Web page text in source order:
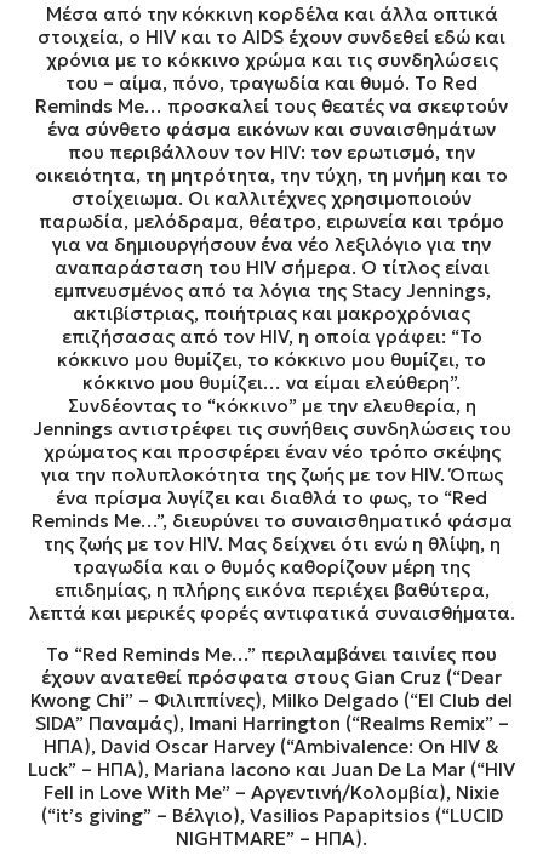
Μέσα από την κόκκινη κορδέλα και άλλα οπτικά
στοιχεία, ο HIV και το AIDS έχουν συνδεθεί εδώ και
χρόνια με το κόκκινο χρώμα και τις συνδηλώσεις
του – αίμα, πόνο, τραγωδία και θυμό. Το Red
Reminds Me… προσκαλεί τους θεατές να σκεφτούν
ένα σύνθετο φάσμα εικόνων και συναισθημάτων
που περιβάλλουν τον HIV: τον ερωτισμό, την
οικειότητα, τη μητρότητα, την τύχη, τη μνήμη και το
στοίχειωμα. Οι καλλιτέχνες χρησιμοποιούν
παρωδία, μελόδραμα, θέατρο, ειρωνεία και τρόμο
για να δημιουργήσουν ένα νέο λεξιλόγιο για την
αναπαράσταση του HIV σήμερα. Ο τίτλος είναι
εμπνευσμένος από τα λόγια της Stacy Jennings,
ακτιβίστριας, ποιήτριας και μακροχρόνιας
επιζήσασας από τον HIV, η οποία γράφει: “Το
κόκκινο μου θυμίζει, το κόκκινο μου θυμίζει, το
κόκκινο μου θυμίζει… να είμαι ελεύθερη”.
Συνδέοντας το “κόκκινο” με την ελευθερία, η
Jennings αντιστρέφει τις συνήθεις συνδηλώσεις του
χρώματος και προσφέρει έναν νέο τρόπο σκέψης
για την πολυπλοκότητα της ζωής με τον HIV. Όπως
ένα πρίσμα λυγίζει και διαθλά το φως, το “Red
Reminds Me…”, διευρύνει το συναισθηματικό φάσμα
της ζωής με τον HIV. Μας δείχνει ότι ενώ η θλίψη, η
τραγωδία και ο θυμός καθορίζουν μέρη της
επιδημίας, η πλήρης εικόνα περιέχει βαθύτερα,
λεπτά και μερικές φορές αντιφατικά συναισθήματα.
Το “Red Reminds Me…” περιλαμβάνει ταινίες που
έχουν ανατεθεί πρόσφατα στους Gian Cruz (“Dear
Kwong Chi” – Φιλιππίνες), Milko Delgado (“El Club del
SIDA” Παναμάς), Imani Harrington (“Realms Remix” –
ΗΠΑ), David Oscar Harvey (“Ambivalence: On HIV &
Luck” – ΗΠΑ), Mariana Iacono και Juan De La Mar (“HIV
Fell in Love With Me” – Αργεντινή/Κολομβία), Nixie
(“it’s giving” – Βέλγιο), Vasilios Papapitsios (“LUCID
NIGHTMARE” – ΗΠΑ).